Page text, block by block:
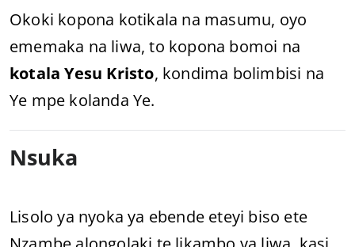
Okoki kopona kotikala na masumu, oyo
ememaka na liwa, to kopona bomoi na
kotala Yesu Kristo, kondima bolimbisi na
Ye mpe kolanda Ye.
Nsuka
Lisolo ya nyoka ya ebende eteyi biso ete